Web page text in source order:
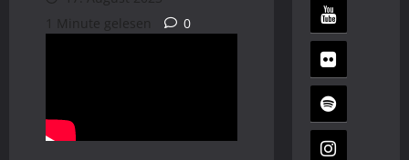
1 Minute gelesen
0